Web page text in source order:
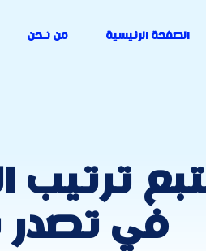
الصفحة الرئيسية من نـحن
في تصدر